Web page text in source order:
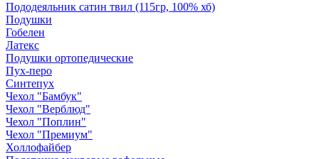
Пододеяльник сатин твил (115гр, 100% хб)
Подушки
Гобелен
Латекс
Подушки ортопедические
Пух-перо
Синтепух
Чехол "Бамбук"
Чехол "Верблюд"
Чехол "Поплин"
Чехол "Премиум"
Холлофайбер